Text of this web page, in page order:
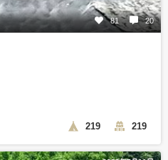
81 20
219 219